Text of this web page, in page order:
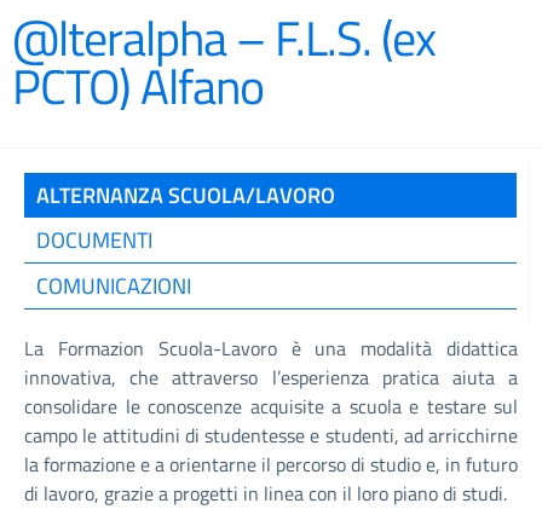
@lteralpha – F.L.S. (ex
PCTO) Alfano
ALTERNANZA SCUOLA/LAVORO
DOCUMENTI
COMUNICAZIONI
La Formazion Scuola-Lavoro è una modalità didattica
innovativa, che attraverso l’esperienza pratica aiuta a
consolidare le conoscenze acquisite a scuola e testare sul
campo le attitudini di studentesse e studenti, ad arricchirne
la formazione e a orientarne il percorso di studio e, in futuro
di lavoro, grazie a progetti in linea con il loro piano di studi.